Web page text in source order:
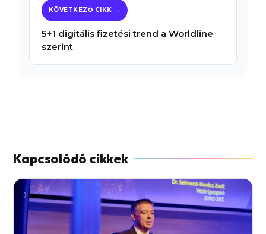
5+1 digitális fizetési trend a Worldline
szerint